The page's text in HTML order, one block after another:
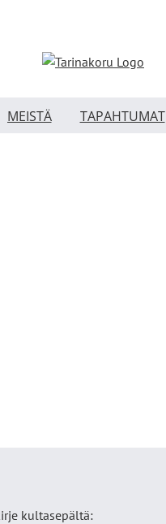
MEISTÄ TAPAHTUMAT
kultasepältä: